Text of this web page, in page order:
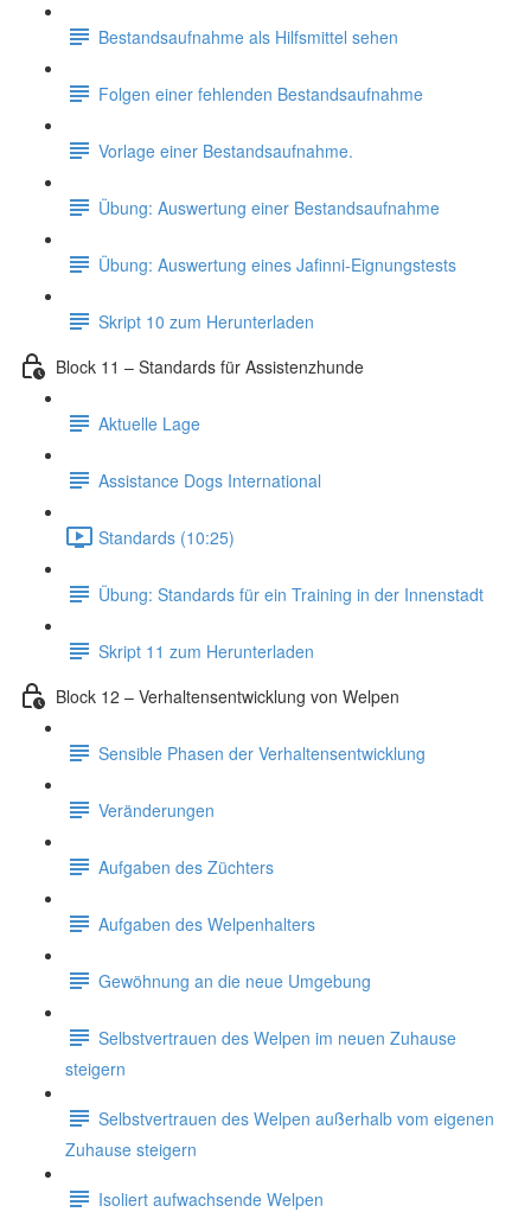
Bestandsaufnahme als Hilfsmittel sehen
Folgen einer fehlenden Bestandsaufnahme
Vorlage einer Bestandsaufnahme.
Übung: Auswertung einer Bestandsaufnahme
Übung: Auswertung eines Jafinni-Eignungstests
Skript 10 zum Herunterladen
Block 11 – Standards für Assistenzhunde
Aktuelle Lage
Assistance Dogs International
Standards (10:25)
Übung: Standards für ein Training in der Innenstadt
Skript 11 zum Herunterladen
Block 12 – Verhaltensentwicklung von Welpen
Sensible Phasen der Verhaltensentwicklung
Veränderungen
Aufgaben des Züchters
Aufgaben des Welpenhalters
Gewöhnung an die neue Umgebung
Selbstvertrauen des Welpen im neuen Zuhause
steigern
Selbstvertrauen des Welpen außerhalb vom eigenen
Zuhause steigern
Isoliert aufwachsende Welpen